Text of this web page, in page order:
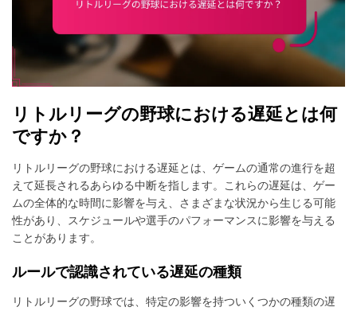
リトルリーグの野球における遅延とは何
ですか？
リトルリーグの野球における遅延とは、ゲームの通常の進行を超
えて延長されるあらゆる中断を指します。これらの遅延は、ゲー
ムの全体的な時間に影響を与え、さまざまな状況から生じる可能
性があり、スケジュールや選手のパフォーマンスに影響を与える
ことがあります。
ルールで認識されている遅延の種類
リトルリーグの野球では、特定の影響を持ついくつかの種類の遅